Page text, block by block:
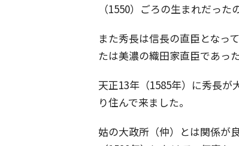
（1550）ごろの生まれだった
また秀長は信長の直臣となっ
たは美濃の織田家直臣であっ
天正13年（1585年）に秀長
り住んで来ました。
姑の大政所（仲）とは関係が